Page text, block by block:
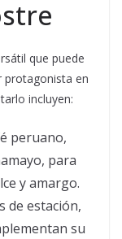
que puede
protagonista en
incluyen:
peruano,
para
y amargo.
de estación,
su